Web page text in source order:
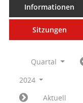
Informationen
Sitzungen
Quartal
2024
Aktuell